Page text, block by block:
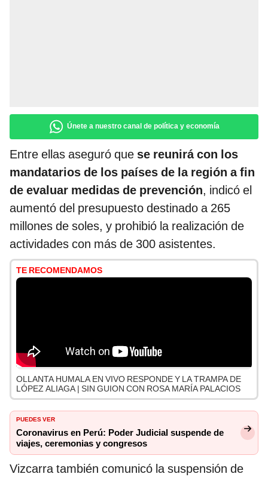
Únete a nuestro canal de política y economía
Entre ellas aseguró que se reunirá con los
mandatarios de los países de la región a fin
de evaluar medidas de prevención, indicó el
aumentó del presupuesto destinado a 265
millones de soles, y prohibió la realización de
actividades con más de 300 asistentes.
TE RECOMENDAMOS
OLLANTA HUMALA EN VIVO RESPONDE Y LA TRAMPA DE
LÓPEZ ALIAGA | SIN GUION CON ROSA MARÍA PALACIOS
PUEDES VER
Coronavirus en Perú: Poder Judicial suspende de
viajes, ceremonias y congresos
Vizcarra también comunicó la suspensión de